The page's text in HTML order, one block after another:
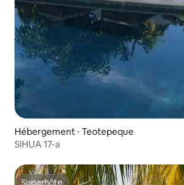
Hébergement ⋅ Teotepeque
SIHUA 17-a
Superhôte